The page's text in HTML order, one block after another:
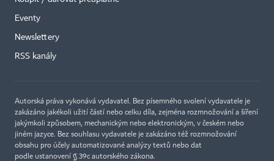
Eventy
Newslettery
RSS kanály
Autorská práva vykonává vydavatel. Bez písemného svolení vydavatele je
zakázáno jakékoli užití částí nebo celku díla, zejména rozmnožování a šíření
jakýmkoli způsobem, mechanickým nebo elektronickým, v českém nebo
jiném jazyce. Bez souhlasu vydavatele je zakázáno též rozmnožování
obsahu pro účely automatizované analýzy textů nebo dat
podle ustanovení § 39c autorského zákona.